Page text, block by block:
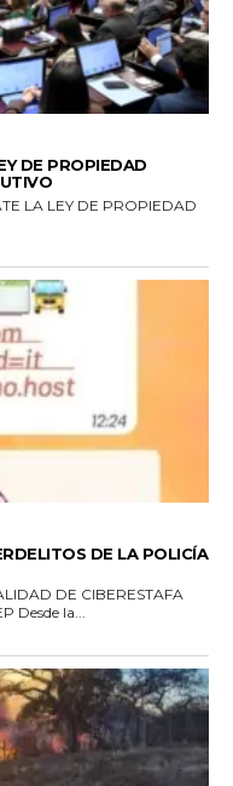
DE PROPIEDAD
LA LEY DE PROPIEDAD
DE LA POLICÍA
DE CIBERESTAFA
VIRTUAL USANDO EL NOMBRE DE OSEP Desde la...